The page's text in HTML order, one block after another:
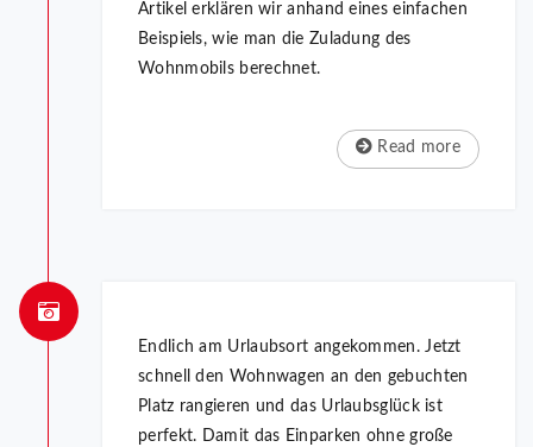
Artikel erklären wir anhand eines einfachen
Beispiels, wie man die Zuladung des
Wohnmobils berechnet.
Read more
Endlich am Urlaubsort angekommen. Jetzt
schnell den Wohnwagen an den gebuchten
Platz rangieren und das Urlaubsglück ist
perfekt. Damit das Einparken ohne große